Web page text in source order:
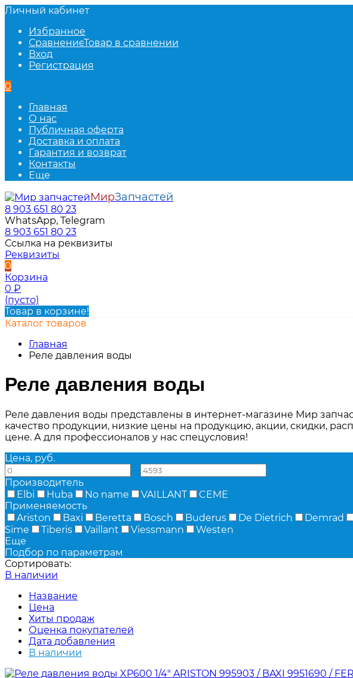
Личный кабинет
Избранное
СравнениеТовар в сравнении
Вход
Регистрация
0
Главная
О нас
Публичная оферта
Доставка и оплата
Гарантия и возврат
Контакты
Еще
МирЗапчастей
8 903 651 80 23
WhatsApp, Telegram
8 903 651 80 23
Ссылка на реквизиты
Реквизиты
0
Корзина
0 ₽
(пусто)
Товар в корзине!
Каталог товаров
Главная
Реле давления воды
Реле давления воды
Реле давления воды представлены в интернет-магазине Мир
качество продукции, низкие цены на продукцию, акции, скидки,
цене. А для профессионалов у нас спецусловия!
Цена, руб.
Производитель
Elbi
Huba No name VAILLANT
CEME
Применяемость
Ariston
Baxi Beretta Bosch Buderus De Dietrich Demrad
Sime
Tiberis Vaillant Viessmann
Westen
Еще
Подбор по параметрам
Сортировать:
В наличии
Название
Цена
Хиты продаж
Оценка покупателей
Дата добавления
В наличии